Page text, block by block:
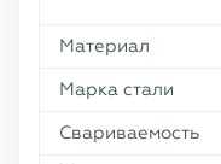
Материал
Марка стали
Свариваемость